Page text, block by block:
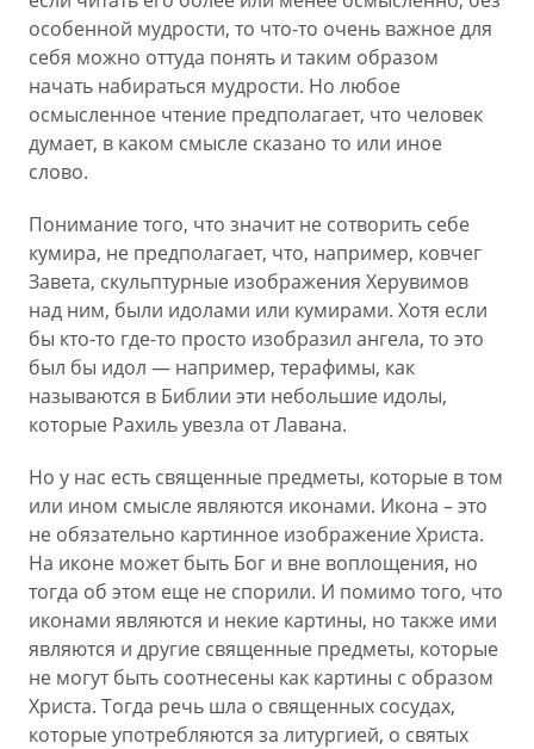
особенной мудрости, то что-то очень важное для
себя можно оттуда понять и таким образом
начать набираться мудрости. Но любое
осмысленное чтение предполагает, что человек
думает, в каком смысле сказано то или иное
слово.
Понимание того, что значит не сотворить себе
кумира, не предполагает, что, например, ковчег
Завета, скульптурные изображения Херувимов
над ним, были идолами или кумирами. Хотя если
бы кто-то где-то просто изобразил ангела, то это
был бы идол — например, терафимы, как
называются в Библии эти небольшие идолы,
которые Рахиль увезла от Лавана.
Но у нас есть священные предметы, которые в том
или ином смысле являются иконами. Икона – это
не обязательно картинное изображение Христа.
На иконе может быть Бог и вне воплощения, но
тогда об этом еще не спорили. И помимо того, что
иконами являются и некие картины, но также ими
являются и другие священные предметы, которые
не могут быть соотнесены как картины с образом
Христа. Тогда речь шла о священных сосудах,
которые употребляются за литургией, о святых